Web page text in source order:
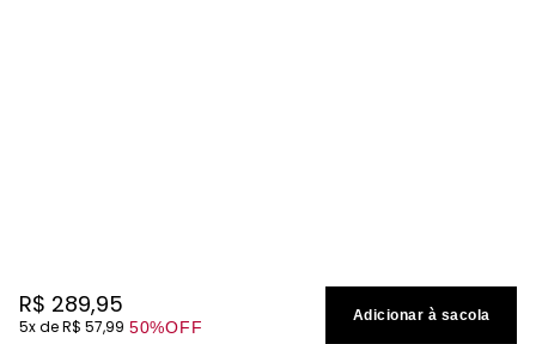
R$ 289,95
5 R$ 57,99 50%OFF
Adicionar à sacola